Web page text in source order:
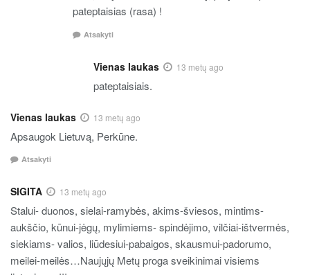
pateptaisias (rasa) !
Atsakyti
Vienas laukas 13 metų ago
pateptaisiais.
Vienas laukas 13 metų ago
Apsaugok Lietuvą, Perkūne.
Atsakyti
SIGITA 13 metų ago
Stalui- duonos, sielai-ramybės, akims-šviesos, mintims-
aukščio, kūnui-jėgų, mylimiems- spindėjimo, vilčiai-ištvermės,
siekiams- valios, liūdesiui-pabaigos, skausmui-padorumo,
meilei-meilės…Naujųjų Metų proga sveikinimai visiems